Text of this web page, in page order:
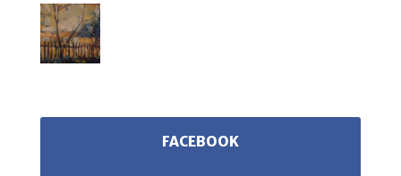
FACEBOOK